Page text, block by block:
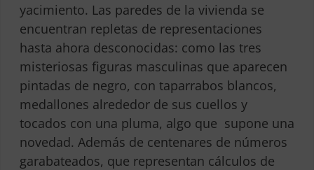
yacimiento. Las paredes de la vivienda se
encuentran repletas de representaciones
hasta ahora desconocidas: como las tres
misteriosas figuras masculinas que aparecen
pintadas de negro, con taparrabos blancos,
medallones alrededor de sus cuellos y
tocados con una pluma, algo que supone una
novedad. Además de centenares de números
garabateados, que representan cálculos de